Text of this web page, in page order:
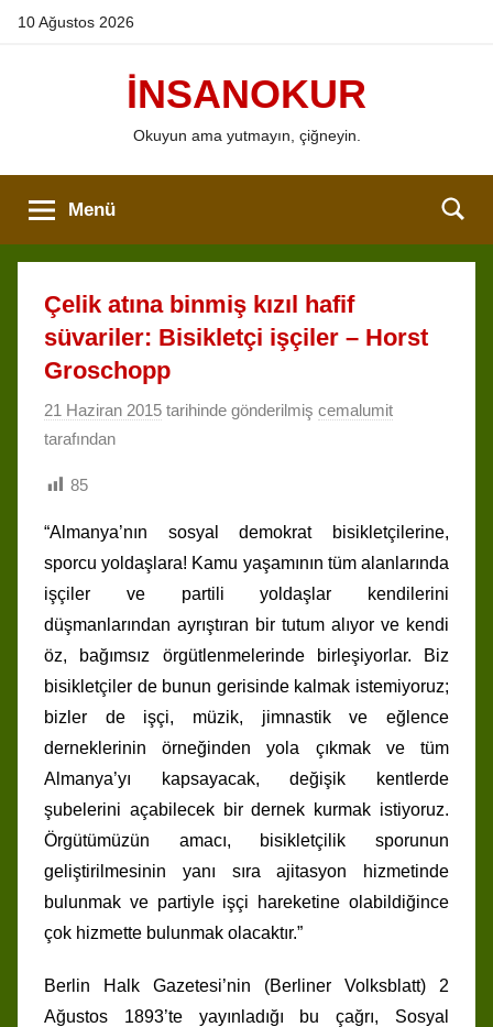
İçeriğe
10 Ağustos 2026
İNSANOKUR
Okuyun ama yutmayın, çiğneyin.
Menü
Çelik atına binmiş kızıl hafif
süvariler: Bisikletçi işçiler – Horst
Groschopp
21 Haziran 2015 tarihinde gönderilmiş cemalumit
tarafından
85
“Almanya’nın sosyal demokrat bisikletçilerine,
sporcu yoldaşlara! Kamu yaşamının tüm alanlarında
işçiler ve partili yoldaşlar kendilerini
düşmanlarından ayrıştıran bir tutum alıyor ve kendi
öz, bağımsız örgütlenmelerinde birleşiyorlar. Biz
bisikletçiler de bunun gerisinde kalmak istemiyoruz;
bizler de işçi, müzik, jimnastik ve eğlence
derneklerinin örneğinden yola çıkmak ve tüm
Almanya’yı kapsayacak, değişik kentlerde
şubelerini açabilecek bir dernek kurmak istiyoruz.
Örgütümüzün amacı, bisikletçilik sporunun
geliştirilmesinin yanı sıra ajitasyon hizmetinde
bulunmak ve partiyle işçi hareketine olabildiğince
çok hizmette bulunmak olacaktır.”
Berlin Halk Gazetesi’nin (Berliner Volksblatt) 2
Ağustos 1893’te yayınladığı bu çağrı, Sosyal